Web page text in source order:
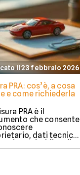
il 23 febbraio 2026
PRA: cos’è, a cosa
e come richiederla
PRA è il
che consente
dati tecnici
giuridica di
iscritto al